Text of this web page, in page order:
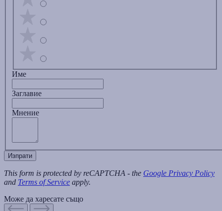
Име
Заглавиe
Мнение
Изпрати
This form is protected by reCAPTCHA - the Google Privacy Policy
and Terms of Service apply.
Може да харесате също